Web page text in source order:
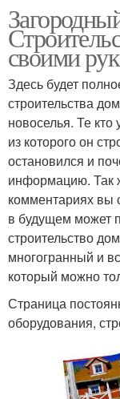
своими
Здесь будет
строительства
новоселья. Те
из которого он
остановился и
информацию. Так
комментариях вы
в будущем может
строительство
многогранный и
который можно
Страница
оборудования,